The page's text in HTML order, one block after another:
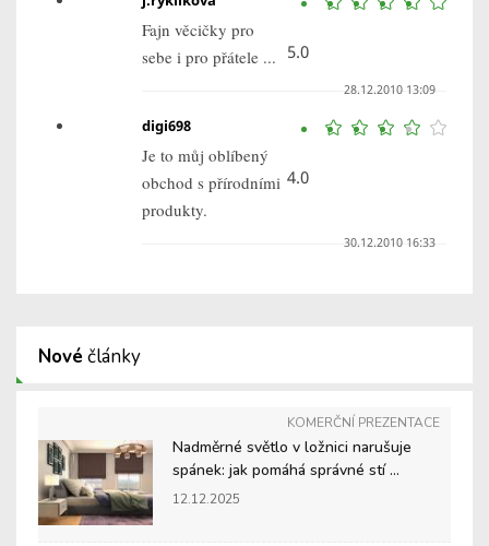
5.0
Fajn věcičky pro
sebe i pro přátele ...
28.12.2010 13:09
4.0
digi698
Je to můj oblíbený
obchod s přírodními
produkty.
30.12.2010 16:33
Nové články
KOMERČNÍ PREZENTACE
Nadměrné světlo v ložnici narušuje
spánek: jak pomáhá správné stí ...
12.12.2025